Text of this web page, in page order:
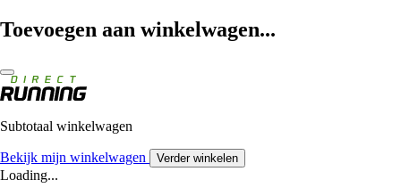
Toevoegen aan winkelwagen...
Subtotaal winkelwagen
Bekijk mijn winkelwagen Verder winkelen
Loading...